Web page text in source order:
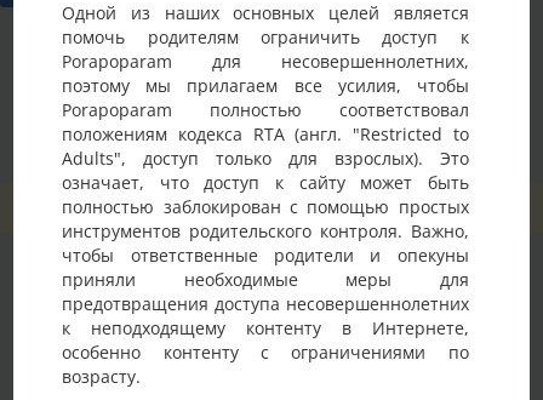
Одной из наших основных целей является
помочь родителям ограничить доступ к
Porapoparam для несовершеннолетних,
поэтому мы прилагаем все усилия, чтобы
Porapoparam полностью соответствовал
положениям кодекса RTA (англ. "Restricted to
Adults", доступ только для взрослых). Это
означает, что доступ к сайту может быть
полностью заблокирован с помощью простых
инструментов родительского контроля. Важно,
чтобы ответственные родители и опекуны
приняли необходимые меры для
предотвращения доступа несовершеннолетних
к неподходящему контенту в Интернете,
особенно контенту с ограничениями по
возрасту.
Фото Активность
Изображения не найдены